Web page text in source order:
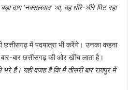
दाग ‘नक्सलवाद’ था, वह धीरे-धीरे मिट रहा
छत्तीसगढ़ में पदयात्रा भी करेंगे। उनका कहना
बार छत्तीसगढ़ की ओर खींच लाता है।
हैं। यही वजह है कि मैं तीसरी बार रायपुर में